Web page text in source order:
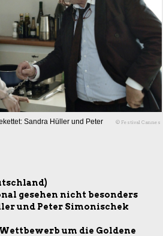
Sandra Hüller und Peter
© Festival Cannes
gesehen nicht besonders
und Peter Simonischek
um die Goldene